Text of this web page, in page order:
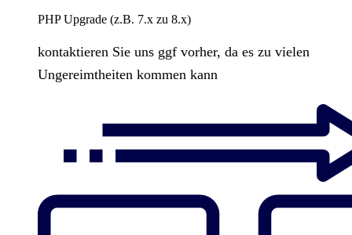
PHP Upgrade (z.B. 7.x zu 8.x)
kontaktieren Sie uns ggf vorher, da es zu vielen
Ungereimtheiten kommen kann